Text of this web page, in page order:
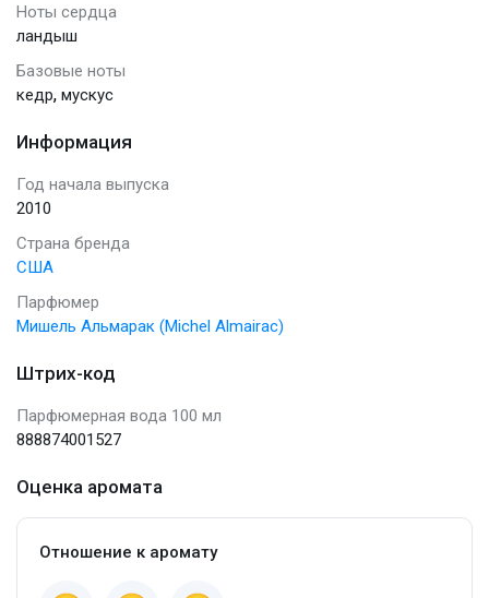
Ноты сердца
ландыш
Базовые ноты
кедр, мускус
Информация
Год начала выпуска
2010
Страна бренда
США
Парфюмер
Мишель Альмарак (Michel Almairac)
Штрих-код
Парфюмерная вода 100 мл
888874001527
Оценка аромата
Отношение к аромату